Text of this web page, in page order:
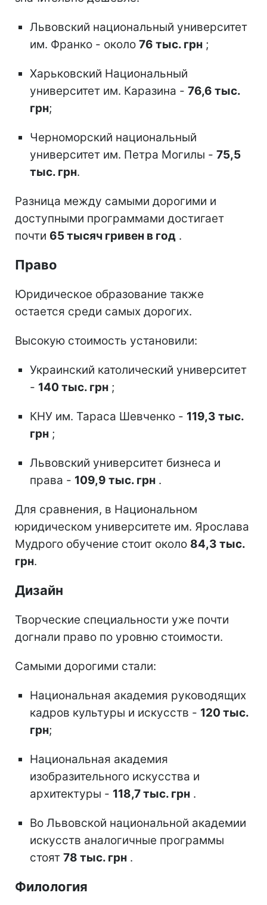
Львовский национальный университет
им. Франко - около 76 тыс. грн ;
Харьковский Национальный
университет им. Каразина - 76,6 тыс.
грн;
Черноморский национальный
университет им. Петра Могилы - 75,5
тыс. грн.
Разница между самыми дорогими и
доступными программами достигает
почти 65 тысяч гривен в год .
Право
Юридическое образование также
остается среди самых дорогих.
Высокую стоимость установили:
Украинский католический университет
- 140 тыс. грн ;
КНУ им. Тараса Шевченко - 119,3 тыс.
грн ;
Львовский университет бизнеса и
права - 109,9 тыс. грн .
Для сравнения, в Национальном
юридическом университете им. Ярослава
Мудрого обучение стоит около 84,3 тыс.
грн.
Дизайн
Творческие специальности уже почти
догнали право по уровню стоимости.
Самыми дорогими стали:
Национальная академия руководящих
кадров культуры и искусств - 120 тыс.
грн;
Национальная академия
изобразительного искусства и
архитектуры - 118,7 тыс. грн .
Во Львовской национальной академии
искусств аналогичные программы
стоят 78 тыс. грн .
Филология